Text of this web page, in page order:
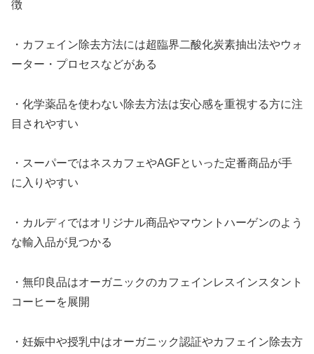
徴
・カフェイン除去方法には超臨界二酸化炭素抽出法やウォ
ーター・プロセスなどがある
・化学薬品を使わない除去方法は安心感を重視する方に注
目されやすい
・スーパーではネスカフェやAGFといった定番商品が手
に入りやすい
・カルディではオリジナル商品やマウントハーゲンのよう
な輸入品が見つかる
・無印良品はオーガニックのカフェインレスインスタント
コーヒーを展開
・妊娠中や授乳中はオーガニック認証やカフェイン除去方